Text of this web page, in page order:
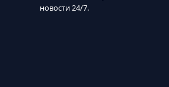
новости 24/7.